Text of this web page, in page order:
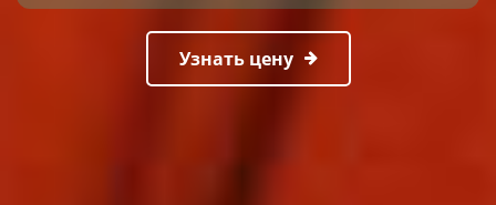
Узнать цену